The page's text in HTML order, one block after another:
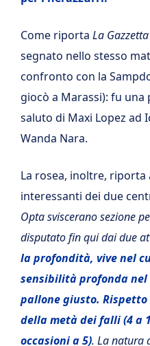
Come riporta La
segnato nello stesso
confronto con la
giocò a Marassi): fu
saluto di Maxi Lopez ad
Wanda Nara.
La rosea, inoltre,
interessanti dei due
Opta sviscerano sezione
disputato fin qui dai due
la profondità, vive nel
sensibilità profonda
pallone giusto. Rispetto
della metà dei falli (4 a
occasioni a 5). La natura